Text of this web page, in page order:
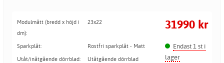
Modulmått (bredd x höjd i
dm):
23x22
Sparkplåt:
Rostfri sparkplåt - Matt
Utåt/inåtgående dörrblad:
Utåtgående dörrblad
31990 kr
Endast 1 st i
lager